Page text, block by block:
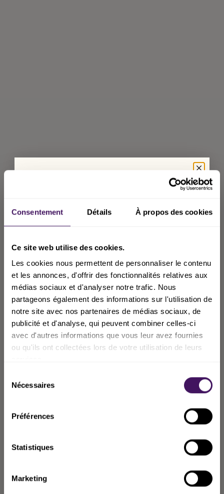
Consentement Détails À propos des cookies
Ce site web utilise des cookies.
Les cookies nous permettent de personnaliser le contenu
et les annonces, d'offrir des fonctionnalités relatives aux
médias sociaux et d'analyser notre trafic. Nous
partageons également des informations sur l'utilisation de
notre site avec nos partenaires de médias sociaux, de
publicité et d'analyse, qui peuvent combiner celles-ci
avec d'autres informations que vous leur avez fournies
ou qu'ils ont collectées lors de votre utilisation de leurs
Nécessaires
Préférences
Statistiques
Marketing
10% OFFERT
notre newsletter et bénéficie de 10%